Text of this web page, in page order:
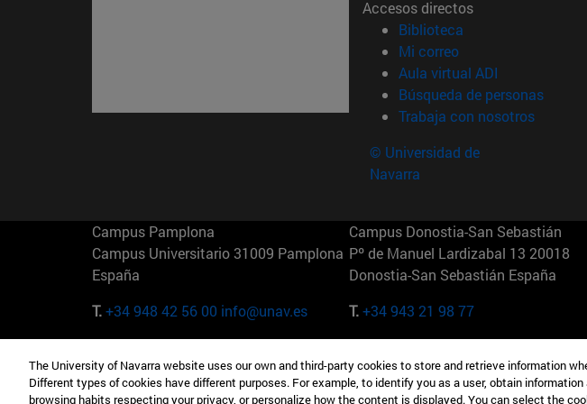
Accesos directos
Biblioteca (abre en nueva
Mi correo(abre en nueva
Aula virtual ADI (abre en
Búsqueda de personas(abre
Trabaja con nosotros(abre
© Universidad de
Navarra
Campus Pamplona
Campus Universitario 31009 Pamplona
España
T.+34 948 42 56 00 info@unav.es
Campus Donostia-San Sebastián
Pº de Manuel Lardizabal 13 20018
Donostia-San Sebastián España
T.+34 943 21 98 77
Camino del Cerro Águila 3 28023
Madrid España
165 W 57th St 10019-2201 Nueva
EE.UU
The University of Navarra website uses our own and third-party cookies to store and retrieve information
Different types of cookies have different purposes. For example, to identify you as a user, obtain information
browsing habits respecting your privacy, or personalize how the content is displayed. You can select the